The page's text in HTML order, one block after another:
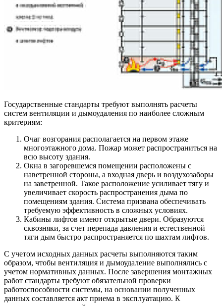
Государственные стандарты требуют выполнять расчеты
систем вентиляции и дымоудаления по наиболее сложным
критериям:
Очаг возгорания располагается на первом этаже
многоэтажного дома. Пожар может распространиться на
всю высоту здания.
Окна в загоревшемся помещении расположены с
наветренной стороны, а входная дверь и воздухозаборы
на заветренной. Такое расположение усиливает тягу и
увеличивает скорость распространения дыма по
помещениям здания. Система призвана обеспечивать
требуемую эффективность в сложных условиях.
Кабины лифтов имеют открытые двери. Образуются
сквозняки, за счет перепада давления и естественной
тяги дым быстро распространяется по шахтам лифтов.
С учетом исходных данных расчеты выполняются таким
образом, чтобы вентиляция и дымоудаление выполнялись с
учетом нормативных данных. После завершения монтажных
работ стандарты требуют обязательной проверки
работоспособности системы, на основании полученных
данных составляется акт приема в эксплуатацию. К